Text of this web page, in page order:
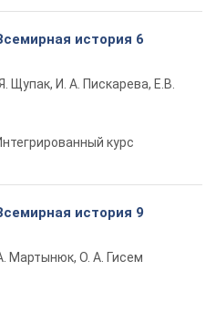
история 6
Щупак, И. А. Пискарева, Е.В.
курс
история 9
Мартынюк, О. А. Гисем